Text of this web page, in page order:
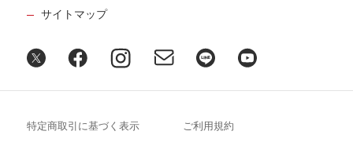
サイトマップ
特定商取引に基づく表示 ご利用規約